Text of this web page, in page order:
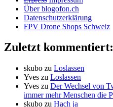
Über blogofon.ch
Datenschutzerklärung
FPV Drone Shops Schweiz
Zuletzt kommentiert:
skubo zu Loslassen
Yves zu Loslassen
Yves zu Der Wechsel von
immer mehr Menschen die
skubo zu Hach ja